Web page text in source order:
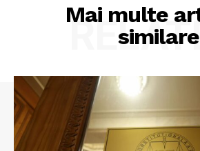
Mai multe
similare